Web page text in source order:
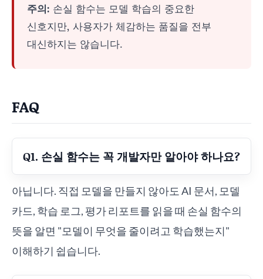
주의: 손실 함수는 모델 학습의 중요한
신호지만, 사용자가 체감하는 품질을 전부
대신하지는 않습니다.
FAQ
Q1. 손실 함수는 꼭 개발자만 알아야 하나요?
아닙니다. 직접 모델을 만들지 않아도 AI 문서, 모델
카드, 학습 로그, 평가 리포트를 읽을 때 손실 함수의
뜻을 알면 "모델이 무엇을 줄이려고 학습했는지"
이해하기 쉽습니다.